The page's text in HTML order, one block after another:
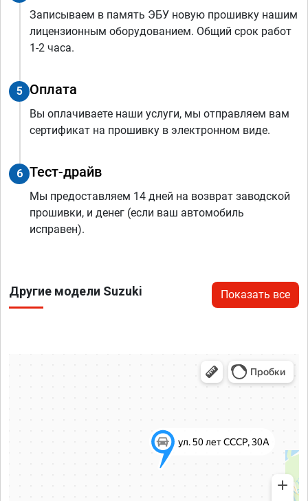
Записываем в память ЭБУ новую прошивку нашим
лицензионным оборудованием. Общий срок работ
1-2 часа.
5 Оплата
Вы оплачиваете наши услуги, мы отправляем вам
сертификат на прошивку в электронном виде.
6 Тест-драйв
Мы предоставляем 14 дней на возврат заводской
прошивки, и денег (если ваш автомобиль
исправен).
Другие модели Suzuki Показать все